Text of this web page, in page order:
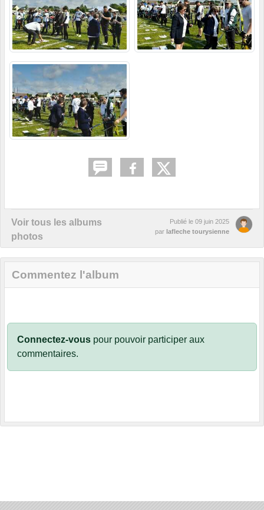
Voir tous les albums
photos
Publié le 09 juin 2025
par lafleche tourysienne
Commentez l'album
Connectez-vous pour pouvoir participer aux
commentaires.